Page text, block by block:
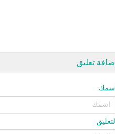
إضافة تعليق
اسمك
التعليق